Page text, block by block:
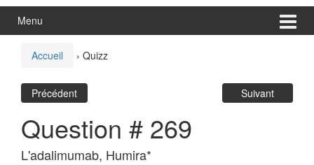
Menu
Accueil › Quizz
Précédent Suivant
Question # 269
L'adalimumab, Humira*